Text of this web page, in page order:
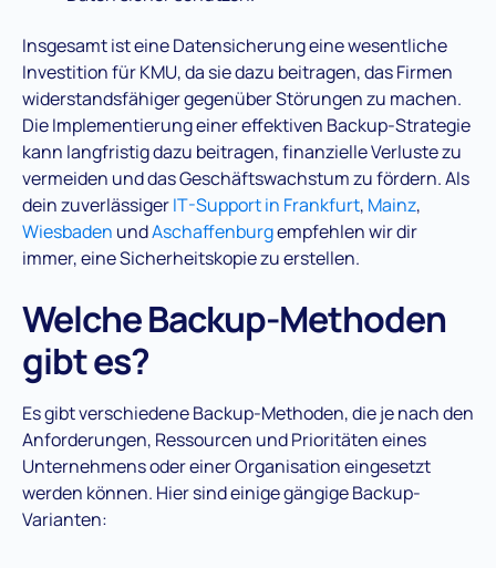
Insgesamt ist eine Datensicherung eine wesentliche
Investition für KMU, da sie dazu beitragen, das Firmen
widerstandsfähiger gegenüber Störungen zu machen.
Die Implementierung einer effektiven Backup-Strategie
kann langfristig dazu beitragen, finanzielle Verluste zu
vermeiden und das Geschäftswachstum zu fördern. Als
dein zuverlässigerIT-Support in Frankfurt, Mainz,
Wiesbaden undAschaffenburgempfehlen wir dir
immer, eine Sicherheitskopie zu erstellen.
Welche Backup-Methoden
gibt es?
Es gibt verschiedene Backup-Methoden, die je nach den
Anforderungen, Ressourcen und Prioritäten eines
Unternehmens oder einer Organisation eingesetzt
werden können. Hier sind einige gängige Backup-
Varianten: